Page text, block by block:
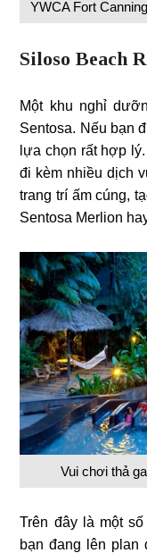
YWCA Fort
Siloso Beach
Một khu nghỉ
Sentosa. Nếu bạn
lựa chọn rất hợp
đi kèm nhiều dịch
trang trí ấm cúng,
Sentosa Merlion
Vui chơi thả
Trên đây là một số
bạn đang lên plan